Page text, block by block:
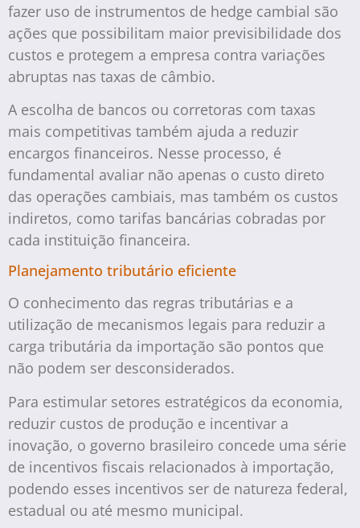
fazer uso de instrumentos de hedge cambial são
ações que possibilitam maior previsibilidade dos
custos e protegem a empresa contra variações
abruptas nas taxas de câmbio.
A escolha de bancos ou corretoras com taxas
mais competitivas também ajuda a reduzir
encargos financeiros. Nesse processo, é
fundamental avaliar não apenas o custo direto
das operações cambiais, mas também os custos
indiretos, como tarifas bancárias cobradas por
cada instituição financeira.
Planejamento tributário eficiente
O conhecimento das regras tributárias e a
utilização de mecanismos legais para reduzir a
carga tributária da importação são pontos que
não podem ser desconsiderados.
Para estimular setores estratégicos da economia,
reduzir custos de produção e incentivar a
inovação, o governo brasileiro concede uma série
de incentivos fiscais relacionados à importação,
podendo esses incentivos ser de natureza federal,
estadual ou até mesmo municipal.